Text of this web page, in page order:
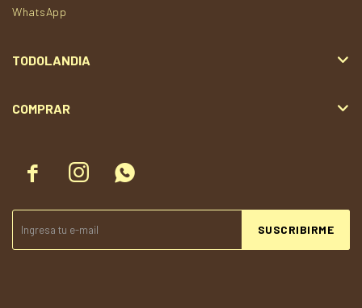
  
SUSCRIBIRME
WhatsApp
TODOLANDIA
COMPRAR